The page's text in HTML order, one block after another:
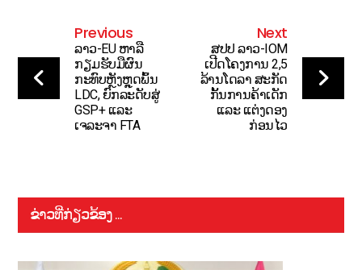
Previous
ລາວ-EU ຫາລື
ກຽມຮັບມືຜົນ
ກະທົບຫຼັງຫຼຸດພົ້ນ
LDC, ຍົກລະດັບສູ່
GSP+ ແລະ
ເຈລະຈາ FTA
Next
ສປປ ລາວ-IOM
ເປີດໂຄງການ 2,5
ລ້ານໂດລາ ສະກັດ
ກັ້ນການຄ້າເດັກ
ແລະ ແຕ່ງດອງ
ກ່ອນໄວ
ຂ່າວທີ່ກ່ຽວຂ້ອງ ...